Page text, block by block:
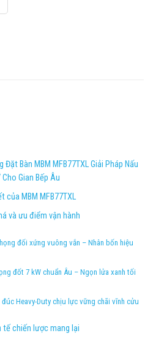
Đặt Bàn MBM MFB77TXL Giải Pháp Nấu
Gian Bếp Âu
MBM MFB77TXL
và ưu điểm vận hành
đối xứng vuông vắn – Nhân bốn hiệu
đốt 7 kW chuẩn Âu – Ngọn lửa xanh tối
đúc Heavy-Duty chịu lực vững chãi vĩnh cửu
tế chiến lược mang lại